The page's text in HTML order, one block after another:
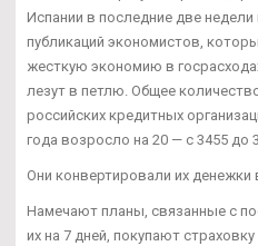
Испании в последние две
публикаций экономистов,
жесткую экономию в
лезут в петлю. Общее
российских кредитных
года возросло на 20 — с 3455 до
Они конвертировали их
Намечают планы, связанные с
их на 7 дней, покупают